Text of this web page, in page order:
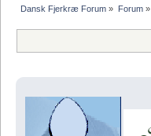
Dansk Fjerkræ Forum » Forum»